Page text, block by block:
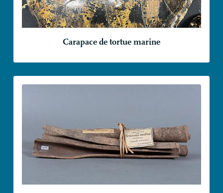
Carapace de tortue marine